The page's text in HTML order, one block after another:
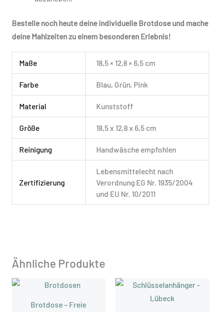
Bestelle noch heute deine individuelle Brotdose und mache
deine Mahlzeiten zu einem besonderen Erlebnis!
Maße 18,5 × 12,8 × 6,5 cm
Farbe Blau, Grün, Pink
Material Kunststoff
Größe 18,5 x 12,8 x 6,5 cm
Reinigung Handwäsche empfohlen
Zertifizierung
Lebensmittelecht nach
Verordnung EG Nr. 1935/2004
und EU Nr. 10/2011
Ähnliche Produkte
Brotdose – Freie